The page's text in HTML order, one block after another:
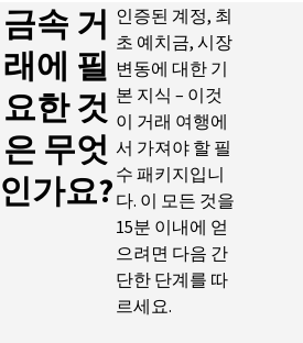
금속 거
래에 필
요한 것
은 무엇
인가요?
인증된 계정, 최
초 예치금, 시장
변동에 대한 기
본 지식 – 이것
이 거래 여행에
서 가져야 할 필
수 패키지입니
다. 이 모든 것을
15분 이내에 얻
으려면 다음 간
단한 단계를 따
르세요.